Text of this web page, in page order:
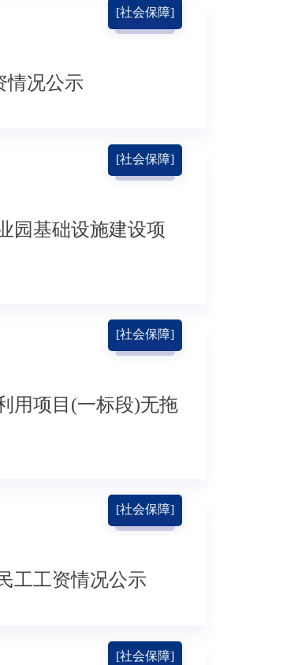
[社会保障]
情况公示
[社会保障]
园基础设施建设项
[社会保障]
用项目(一标段)无拖
[社会保障]
工工资情况公示
[社会保障]